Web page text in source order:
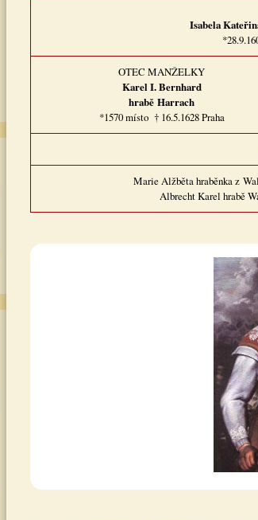
Isabela
OTEC MANŽELKY
Karel I. Bernhard
hrabě Harrach
*1570 místo † 16.5.1628 Praha
Marie Alžběta hraběnka z
Albrecht Karel hrabě